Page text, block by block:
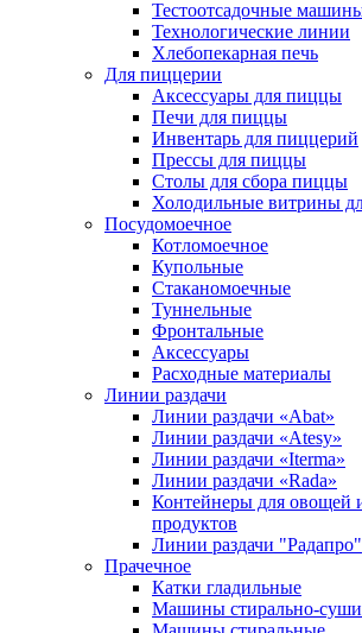
Тестоотсадочные
Технологические линии
Хлебопекарная печь
Для пиццерии
Аксессуары для пиццы
Печи для пиццы
Инвентарь для пиццерий
Прессы для пиццы
Столы для сбора пиццы
Холодильные витрины
Посудомоечное
Котломоечное
Купольные
Стаканомоечные
Туннельные
Фронтальные
Аксессуары
Расходные материалы
Линии раздачи
Линии раздачи «Abat»
Линии раздачи «Atesy»
Линии раздачи «Iterma»
Линии раздачи «Rada»
Контейнеры для овощей
продуктов
Линии раздачи "Радапро"
Прачечное
Катки гладильные
Машины стирально-